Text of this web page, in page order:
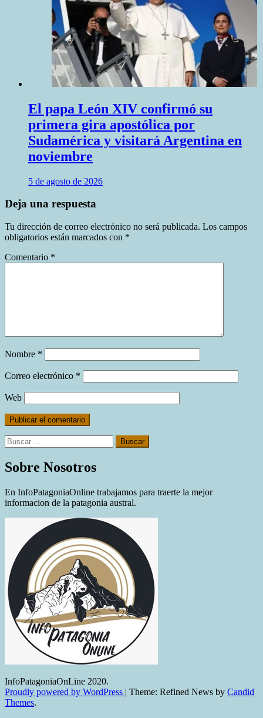
El papa León XIV confirmó su
primera gira apostólica por
Sudamérica y visitará Argentina en
noviembre
5 de agosto de 2026
Deja una respuesta
Tu dirección de correo electrónico no será publicada. Los campos
obligatorios están marcados con *
Comentario *
Nombre *
Correo electrónico *
Web
Buscar:
Sobre Nosotros
En InfoPatagoniaOnline trabajamos para traerte la mejor
informacion de la patagonia austral.
InfoPatagoniaOnLine 2020.
Proudly powered by WordPress | Theme: Refined News by Candid
Themes.